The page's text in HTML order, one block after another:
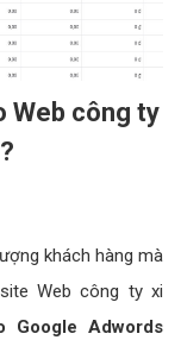
Web công ty
khách hàng mà
Web công ty xi
Google Adwords